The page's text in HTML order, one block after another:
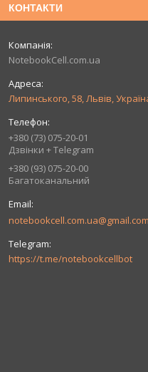
КОНТАКТИ
NotebookCell.com.ua
Липинського, 58, Львів,
+380 (73) 075-20-01
Дзвінки + Telegram
+380 (93) 075-20-00
Багатоканальний
notebookcell.com.ua@gmail.com
https://t.me/notebookcellbot